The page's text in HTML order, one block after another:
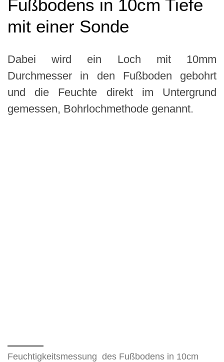
Fußbodens in 10cm Tiefe
mit einer Sonde
Dabei wird ein Loch mit 10mm
Durchmesser in den Fußboden gebohrt
und die Feuchte direkt im Untergrund
gemessen, Bohrlochmethode genannt.
Feuchtigkeitsmessung des Fußbodens in 10cm